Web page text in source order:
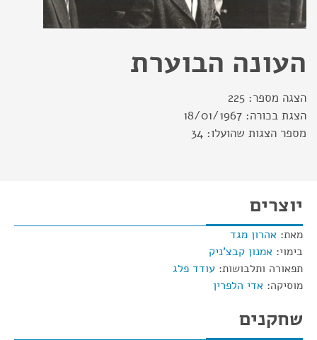
העונה הבוערת
הצגה מספר: 225
הצגת בכורה: 18/01/1967
מספר הצגות שהועלו: 34
יוצרים
מאת: אהרון מגד
בימוי: אמנון קבצ'ניק
תפאורה ותלבושות: עודד פלג
מוסיקה: אדי הלפרין
שחקנים